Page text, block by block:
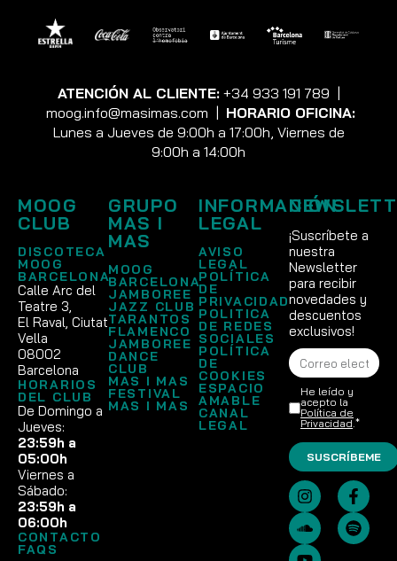
ATENCIÓN AL CLIENTE: +34 933 191 789
moog.info@masimas.com
HORARIO OFICINA:
Lunes a Jueves de 9:00h a 17:00h, Viernes de
9:00h a 14:00h
MOOG
CLUB
DISCOTECA
MOOG
BARCELONA
Calle Arc del
Teatre 3,
El Raval, Ciutat
Vella
08002
Barcelona
HORARIOS
DEL CLUB
De Domingo a
Jueves:
23:59h a
05:00h
Viernes a
Sábado:
23:59h a
06:00h
CONTACTO
FAQS
GRUPO
MAS I
MAS
MOOG
BARCELONA
JAMBOREE
JAZZ CLUB
TARANTOS
FLAMENCO
JAMBOREE
DANCE
CLUB
MAS I MAS
FESTIVAL
MAS I MAS
INFORMACIÓN
LEGAL
AVISO
LEGAL
POLÍTICA
DE
PRIVACIDAD
POLITICA
DE REDES
SOCIALES
POLÍTICA
DE
COOKIES
ESPACIO
AMABLE
CANAL
LEGAL
¡Suscríbete a
nuestra
Newsletter
para recibir
novedades y
descuentos
exclusivos!
He leído y
acepto la
Política de
Privacidad.*
SUSCRÍBEME